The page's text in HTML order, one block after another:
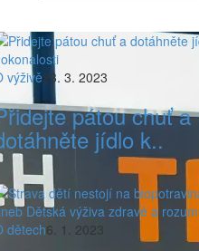
výživě23. 3. 2023
pátou chuť a
jídlo k..
dětech6. 1. 2023